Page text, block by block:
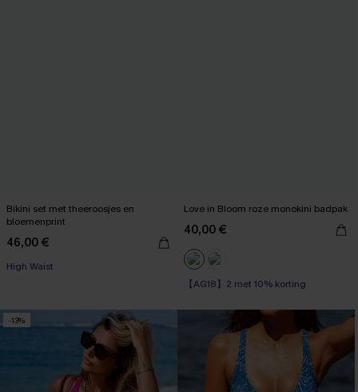
Bikini set met theeroosjes en
bloemenprint
46,00 €
High Waist
Love in Bloom roze monokini badpak
40,00 €
【AG18】2 met 10% korting
-13%